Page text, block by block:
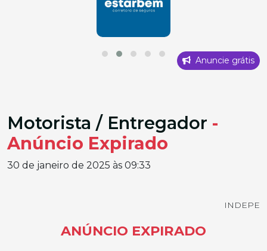
Anuncie grátis
Motorista / Entregador -
Anúncio Expirado
30 de janeiro de 2025 às 09:33
INDEPE
ANÚNCIO EXPIRADO